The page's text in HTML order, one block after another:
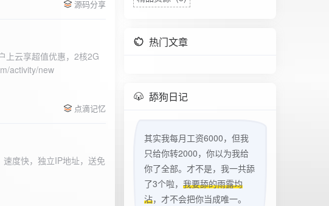
源码分享
上云享超值优惠，2核2G
activity/new
点滴记忆
度快，独立IP地址，送免
热门文章
舔狗日记
其实我每月工资6000，但我
只给你转2000，你以为我给
你了全部。才不是，我一共舔
了3个啦， 我要舔的雨露均
沾，才不会把你当成唯一。